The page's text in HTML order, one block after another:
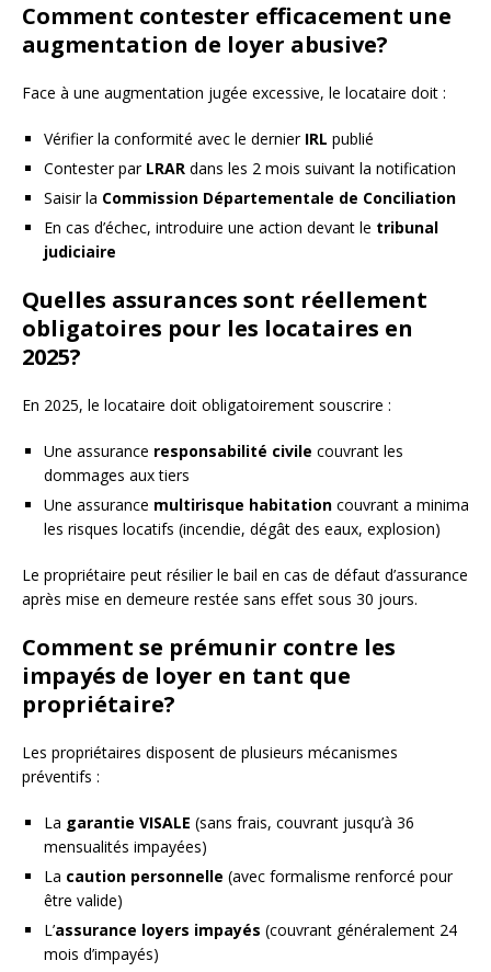
Comment contester efficacement une
augmentation de loyer abusive?
Face à une augmentation jugée excessive, le locataire doit :
Vérifier la conformité avec le dernier IRL publié
Contester par LRAR dans les 2 mois suivant la notification
Saisir la Commission Départementale de Conciliation
En cas d’échec, introduire une action devant le tribunal
judiciaire
Quelles assurances sont réellement
obligatoires pour les locataires en
2025?
En 2025, le locataire doit obligatoirement souscrire :
Une assurance responsabilité civile couvrant les
dommages aux tiers
Une assurance multirisque habitation couvrant a minima
les risques locatifs (incendie, dégât des eaux, explosion)
Le propriétaire peut résilier le bail en cas de défaut d’assurance
après mise en demeure restée sans effet sous 30 jours.
Comment se prémunir contre les
impayés de loyer en tant que
propriétaire?
Les propriétaires disposent de plusieurs mécanismes
préventifs :
La garantie VISALE (sans frais, couvrant jusqu’à 36
mensualités impayées)
La caution personnelle (avec formalisme renforcé pour
être valide)
L’assurance loyers impayés (couvrant généralement 24
mois d’impayés)